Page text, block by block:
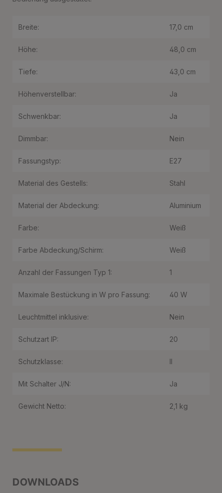
DOWNLOADS
Breite: 17,0 cm
Höhe: 48,0 cm
Tiefe: 43,0 cm
Höhenverstellbar: Ja
Schwenkbar: Ja
Dimmbar: Nein
Fassungstyp: E27
Material des Gestells: Stahl
Material der Abdeckung: Aluminium
Farbe: Weiß
Farbe Abdeckung/Schirm: Weiß
Anzahl der Fassungen Typ 1: 1
Maximale Bestückung in W pro Fassung: 40 W
Leuchtmittel inklusive: Nein
Schutzart IP: 20
Schutzklasse: II
Mit Schalter J/N: Ja
Gewicht Netto: 2,1 kg